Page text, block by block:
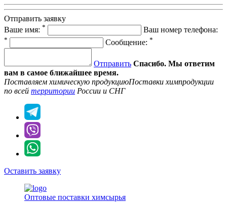
Отправить заявку
Ваше имя: * Ваш номер телефона:
* Сообщение: *
Отправить Спасибо. Мы ответим
вам в самое ближайшее время.
Поставляем химическую продукциюПоставки химпродукции
по всей территории России и СНГ
Оставить заявку
Оптовые поставки химсырья